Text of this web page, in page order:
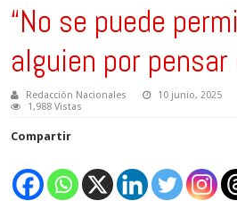
“No se puede
alguien por
Redacción Nacionales 10 junio, 2025
1,988 Vistas
Compartir